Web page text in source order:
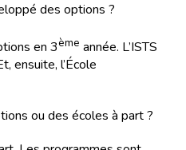
des options ?
en 3ème année. L’ISTS
ensuite, l’École
ou des écoles à part ?